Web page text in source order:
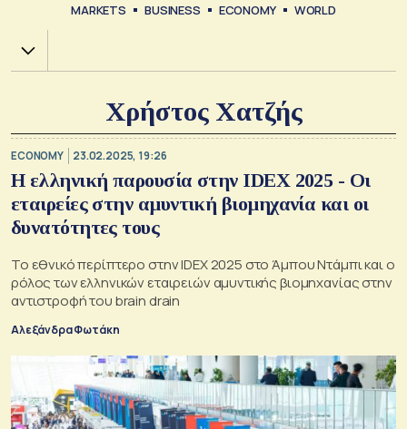
MARKETS BUSINESS ECONOMY WORLD
Χ.Α.
Χρήστος Χατζής
ECONOMY 23.02.2025, 19:26
Η ελληνική παρουσία στην IDEX 2025 - Οι
εταιρείες στην αμυντική βιομηχανία και οι
δυνατότητες τους
Το εθνικό περίπτερο στην IDEX 2025 στο Άμπου Ντάμπι και ο
ρόλος των ελληνικών εταιρειών αμυντικής βιομηχανίας στην
αντιστροφή του brain drain
Αλεξάνδρα Φωτάκη